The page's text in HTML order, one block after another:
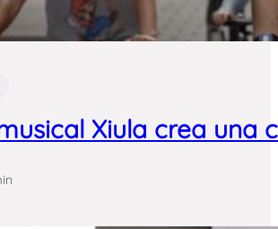
Xiula crea una